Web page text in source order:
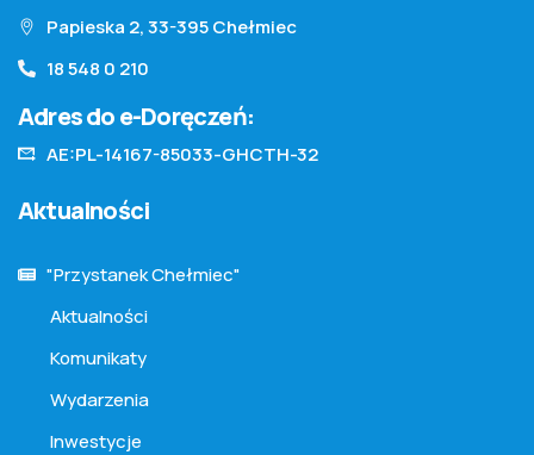
Papieska 2, 33-395 Chełmiec
18 548 0 210
Adres do e-Doręczeń:
AE:PL-14167-85033-GHCTH-32
Aktualności
"Przystanek Chełmiec"
Aktualności
Komunikaty
Wydarzenia
Inwestycje